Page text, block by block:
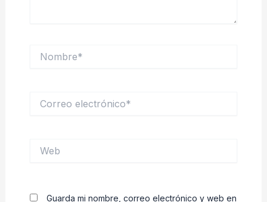
electrónico*
Guarda mi nombre, correo electrónico y web en